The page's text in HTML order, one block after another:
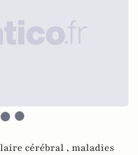
cérébral , maladies